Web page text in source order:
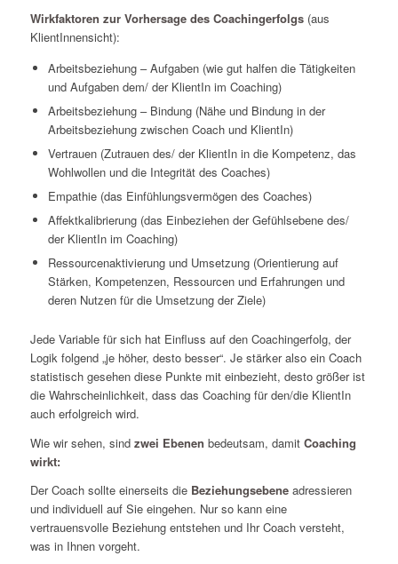
Wirkfaktoren zur Vorhersage des Coachingerfolgs(aus
KlientInnensicht):
Arbeitsbeziehung – Aufgaben (wie gut halfen die Tätigkeiten
und Aufgaben dem/ der KlientIn im Coaching)
Arbeitsbeziehung – Bindung (Nähe und Bindung in der
Arbeitsbeziehung zwischen Coach und KlientIn)
Vertrauen (Zutrauen des/ der KlientIn in die Kompetenz, das
Wohlwollen und die Integrität des Coaches)
Empathie (das Einfühlungsvermögen des Coaches)
Affektkalibrierung (das Einbeziehen der Gefühlsebene des/
der KlientIn im Coaching)
Ressourcenaktivierung und Umsetzung (Orientierung auf
Stärken, Kompetenzen, Ressourcen und Erfahrungen und
deren Nutzen für die Umsetzung der Ziele)
Jede Variable für sich hat Einfluss auf den Coachingerfolg, der
Logik folgend „je höher, desto besser“. Je stärker also ein Coach
statistisch gesehen diese Punkte mit einbezieht, desto größer ist
die Wahrscheinlichkeit, dass das Coaching für den/die KlientIn
auch erfolgreich wird.
Wie wir sehen, sind zwei Ebenen bedeutsam, damit Coaching
wirkt:
Der Coach sollte einerseits die Beziehungsebeneadressieren
und individuell auf Sie eingehen. Nur so kann eine
vertrauensvolle Beziehung entstehen und Ihr Coach versteht,
was in Ihnen vorgeht.